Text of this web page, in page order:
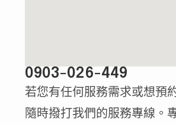
0903-026-449
若您有任何服務需求或想預
隨時撥打我們的服務專線。